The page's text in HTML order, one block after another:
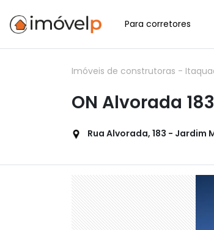
Para corretores
Imóveis de construtoras -
ON Alvorada 183
Rua Alvorada, 183 - Jardim